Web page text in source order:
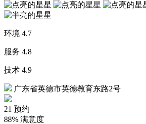
环境 4.7
服务 4.8
技术 4.9
广东省英德市英德教育东路2号
21 预约
88% 满意度